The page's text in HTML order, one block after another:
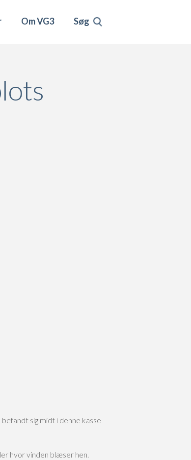
Om VG3 Søg
sig midt i denne kasse
hvor vinden blæser hen.